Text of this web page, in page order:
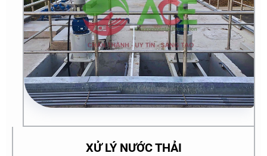
XỬ LÝ NƯỚC THẢI